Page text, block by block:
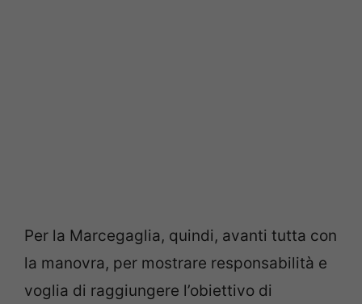
Per la Marcegaglia, quindi, avanti tutta con
la manovra, per mostrare responsabilità e
voglia di raggiungere l’obiettivo di